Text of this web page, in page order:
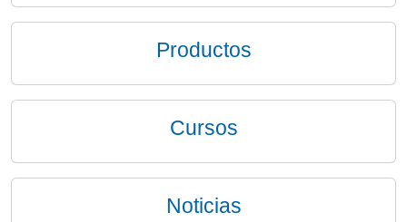
Productos
Cursos
Noticias